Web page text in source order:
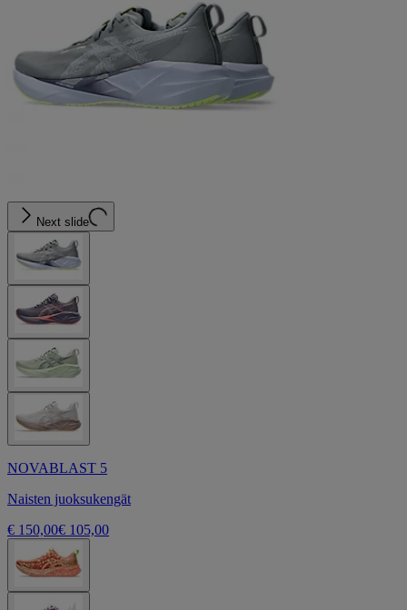
Next slide
NOVABLAST 5
Naisten juoksukengät
€ 150,00€ 105,00